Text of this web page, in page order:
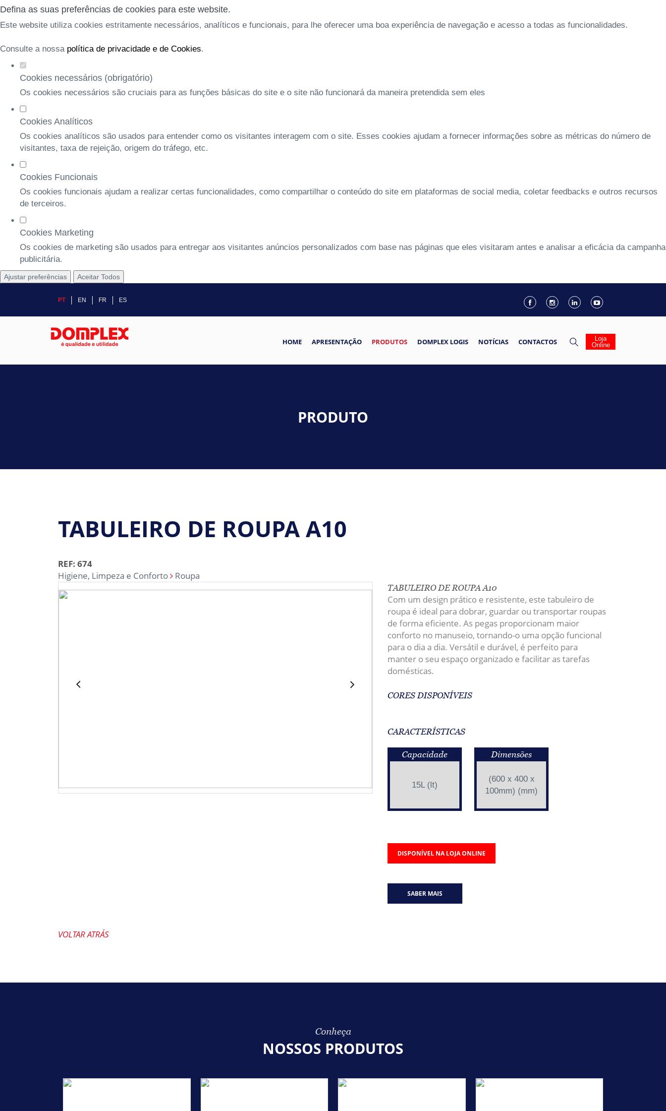
Defina as suas preferências de cookies para este website.
Este website utiliza cookies estritamente necessários, analíticos e funcionais, para lhe oferecer uma boa experiência de navegação e acesso a todas as funcionalidades.
Consulte a nossa política de privacidade e de Cookies.
Cookies necessários (obrigatório)
Os cookies necessários são cruciais para as funções básicas do site e o site não funcionará da maneira pretendida sem eles
Cookies Analíticos
Os cookies analíticos são usados para entender como os visitantes interagem com o site. Esses cookies ajudam a fornecer informações sobre as métricas do número de
visitantes, taxa de rejeição, origem do tráfego, etc.
Cookies Funcionais
Os cookies funcionais ajudam a realizar certas funcionalidades, como compartilhar o conteúdo do site em plataformas de social media, coletar feedbacks e outros recursos
de terceiros.
Cookies Marketing
Os cookies de marketing são usados para entregar aos visitantes anúncios personalizados com base nas páginas que eles visitaram antes e analisar a eficácia da campanha
publicitária.
Ajustar preferências Aceitar Todos
PT EN FR ES
HOME APRESENTAÇÃO PRODUTOS DOMPLEX LOGIS NOTÍCIAS CONTACTOS
Loja
Online
PRODUTO
TABULEIRO DE ROUPA A10
REF: 674
Higiene, Limpeza e Conforto
Roupa
TABULEIRO DE ROUPA A10
Com um design prático e resistente, este tabuleiro de
roupa é ideal para dobrar, guardar ou transportar roupas
de forma eficiente. As pegas proporcionam maior
conforto no manuseio, tornando-o uma opção funcional
para o dia a dia. Versátil e durável, é perfeito para
manter o seu espaço organizado e facilitar as tarefas
domésticas.
CORES DISPONÍVEIS
CARACTERÍSTICAS
Capacidade
15L (lt)
Dimensões
(600 x 400 x
100mm) (mm)
DISPONÍVEL NA LOJA ONLINE
SABER MAIS
VOLTAR ATRÁS
Conheça
NOSSOS PRODUTOS